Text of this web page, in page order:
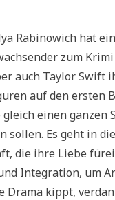
Rabinowich hat
zum
auch Taylor
auf den
einen ganzen
Es geht in
die ihre Liebe
Integration, um
Drama kippt,